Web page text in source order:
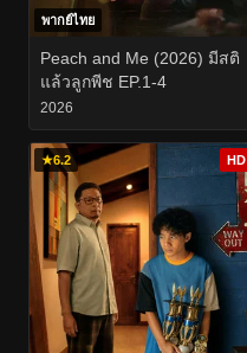
พากย์ไทย
Peach and Me (2026) มีสติ
แล้วลูกพีช EP.1-4
2026
★6.2 HD